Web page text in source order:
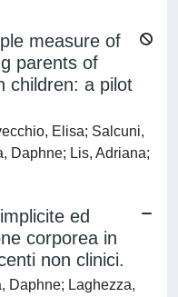
measure of
parents of
children: a pilot
Elisa; Salcuni,
Daphne; Lis, Adriana;
ed
corporea in
non clinici.
Daphne; Laghezza,